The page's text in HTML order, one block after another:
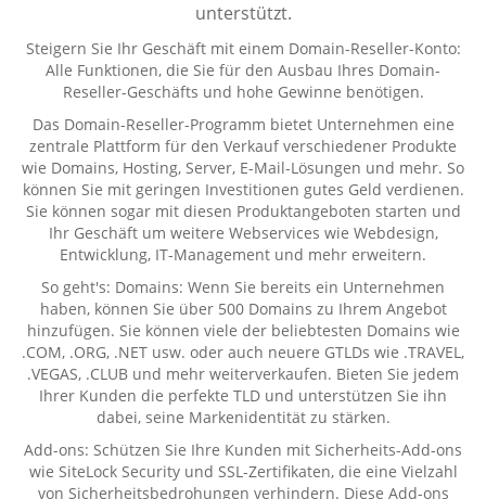
unterstützt.
Steigern Sie Ihr Geschäft mit einem Domain-Reseller-Konto:
Alle Funktionen, die Sie für den Ausbau Ihres Domain-
Reseller-Geschäfts und hohe Gewinne benötigen.
Das Domain-Reseller-Programm bietet Unternehmen eine
zentrale Plattform für den Verkauf verschiedener Produkte
wie Domains, Hosting, Server, E-Mail-Lösungen und mehr. So
können Sie mit geringen Investitionen gutes Geld verdienen.
Sie können sogar mit diesen Produktangeboten starten und
Ihr Geschäft um weitere Webservices wie Webdesign,
Entwicklung, IT-Management und mehr erweitern.
So geht's: Domains: Wenn Sie bereits ein Unternehmen
haben, können Sie über 500 Domains zu Ihrem Angebot
hinzufügen. Sie können viele der beliebtesten Domains wie
.COM, .ORG, .NET usw. oder auch neuere GTLDs wie .TRAVEL,
.VEGAS, .CLUB und mehr weiterverkaufen. Bieten Sie jedem
Ihrer Kunden die perfekte TLD und unterstützen Sie ihn
dabei, seine Markenidentität zu stärken.
Add-ons: Schützen Sie Ihre Kunden mit Sicherheits-Add-ons
wie SiteLock Security und SSL-Zertifikaten, die eine Vielzahl
von Sicherheitsbedrohungen verhindern. Diese Add-ons